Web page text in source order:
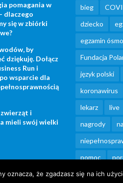
pomagania w
dlaczego
się w zbiórki
by
dziękuję. Dołącz
Run i
wsparcie dla
zwierząt i
mieli swój wielki
bieg
dziecko
egzamin
Fundacja
język polski
koronawirus
lekarz
live
nagrody
pomoc
rekomendacja
oznacza, że zgadzasz się na ich